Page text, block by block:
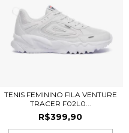
TENIS FEMININO FILA VENTURE
TRACER F02L0...
R$399,90